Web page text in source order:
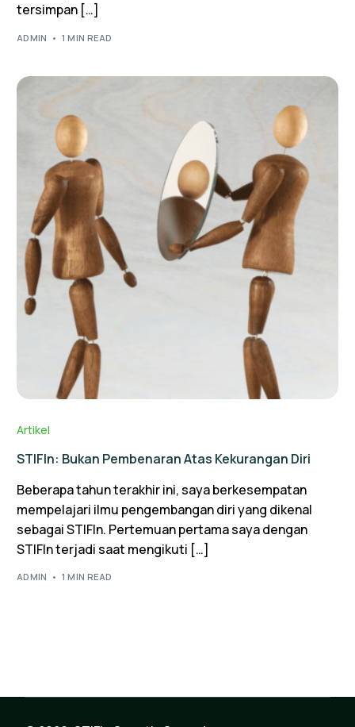
tersimpan […]
ADMIN 1 MIN READ
Artikel
STIFIn: Bukan Pembenaran Atas Kekurangan Diri
Beberapa tahun terakhir ini, saya berkesempatan
mempelajari ilmu pengembangan diri yang dikenal
sebagai STIFIn. Pertemuan pertama saya dengan
STIFIn terjadi saat mengikuti […]
ADMIN 1 MIN READ